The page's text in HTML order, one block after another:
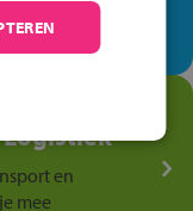
elke dag
en
mee